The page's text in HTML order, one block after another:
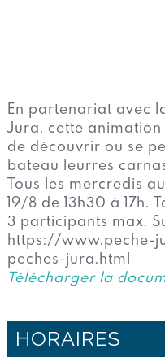
En partenariat avec
Jura, cette
de découvrir ou se
bateau leurres
Tous les mercredis
19/8 de 13h30 à
3 participants max.
https://www.peche-
peches-jura.html
Télécharger la
HORAIRES